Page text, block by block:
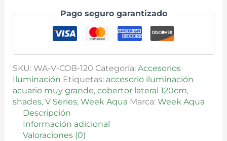
Pago seguro garantizado
SKU: WA-V-COB-120 Categoría: Accesorios
Iluminación Etiquetas: accesorio iluminación
acuario muy grande, cobertor lateral 120cm,
shades, V Series, Week Aqua Marca: Week Aqua
Descripción
Información adicional
Valoraciones (0)